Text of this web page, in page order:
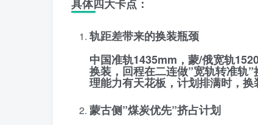
具体四大卡点：
轨距差带来的换装瓶颈
中国准轨1435mm，蒙/俄宽轨
换装，回程在二连做”宽轨转准轨
理能力有天花板， 计划排满时，
蒙古侧”煤炭优先”挤占计划